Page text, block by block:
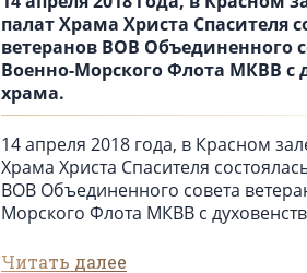
палат Храма Христа Спасителя
ветеранов ВОВ Объединенного
Военно-Морского Флота МКВВ с
храма.
14 апреля 2018 года, в Красном
Храма Христа Спасителя
ВОВ Объединенного совета
Морского Флота МКВВ с
Читать далее